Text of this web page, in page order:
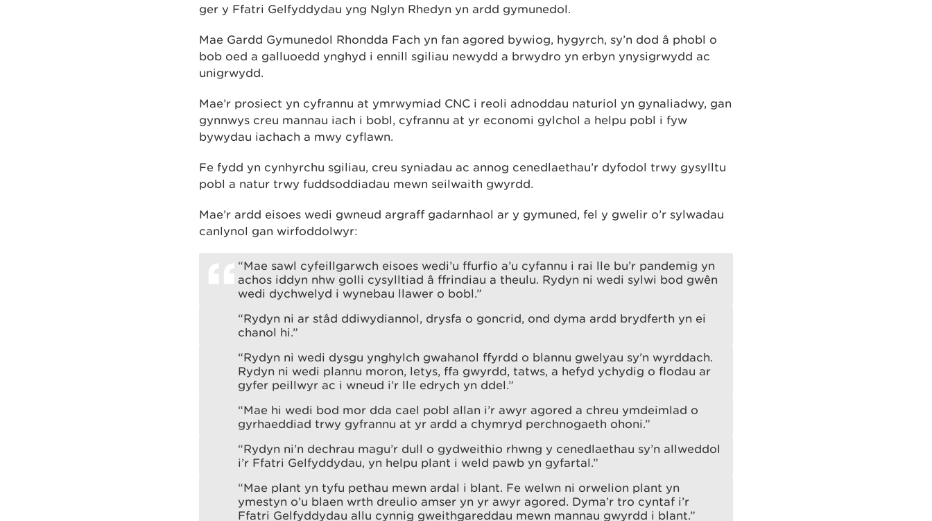
ger y Ffatri Gelfyddydau yng Nglyn Rhedyn yn ardd gymunedol.
Mae Gardd Gymunedol Rhondda Fach yn fan agored bywiog, hygyrch, sy’n dod â phobl o
bob oed a galluoedd ynghyd i ennill sgiliau newydd a brwydro yn erbyn ynysigrwydd ac
unigrwydd.
Mae’r prosiect yn cyfrannu at ymrwymiad CNC i reoli adnoddau naturiol yn gynaliadwy, gan
gynnwys creu mannau iach i bobl, cyfrannu at yr economi gylchol a helpu pobl i fyw
bywydau iachach a mwy cyflawn.
Fe fydd yn cynhyrchu sgiliau, creu syniadau ac annog cenedlaethau’r dyfodol trwy gysylltu
pobl a natur trwy fuddsoddiadau mewn seilwaith gwyrdd.
Mae’r ardd eisoes wedi gwneud argraff gadarnhaol ar y gymuned, fel y gwelir o’r sylwadau
canlynol gan wirfoddolwyr:
“Mae sawl cyfeillgarwch eisoes wedi’u ffurfio a’u cyfannu i rai lle bu’r pandemig yn
achos iddyn nhw golli cysylltiad â ffrindiau a theulu. Rydyn ni wedi sylwi bod gwên
wedi dychwelyd i wynebau llawer o bobl.”
“Rydyn ni ar stâd ddiwydiannol, drysfa o goncrid, ond dyma ardd brydferth yn ei
chanol hi.”
“Rydyn ni wedi dysgu ynghylch gwahanol ffyrdd o blannu gwelyau sy’n wyrddach.
Rydyn ni wedi plannu moron, letys, ffa gwyrdd, tatws, a hefyd ychydig o flodau ar
gyfer peillwyr ac i wneud i’r lle edrych yn ddel.”
“Mae hi wedi bod mor dda cael pobl allan i’r awyr agored a chreu ymdeimlad o
gyrhaeddiad trwy gyfrannu at yr ardd a chymryd perchnogaeth ohoni.”
“Rydyn ni’n dechrau magu’r dull o gydweithio rhwng y cenedlaethau sy’n allweddol
i’r Ffatri Gelfyddydau, yn helpu plant i weld pawb yn gyfartal.”
“Mae plant yn tyfu pethau mewn ardal i blant. Fe welwn ni orwelion plant yn
ymestyn o’u blaen wrth dreulio amser yn yr awyr agored. Dyma’r tro cyntaf i’r
Ffatri Gelfyddydau allu cynnig gweithgareddau mewn mannau gwyrdd i blant.”